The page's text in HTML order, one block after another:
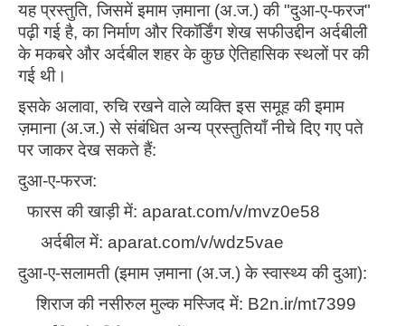
यह प्रस्तुति, जिसमें इमाम ज़माना (अ.ज.) की "दुआ-ए-फरज"
पढ़ी गई है, का निर्माण और रिकॉर्डिंग शेख सफीउद्दीन अर्दबीली
के मकबरे और अर्दबील शहर के कुछ ऐतिहासिक स्थलों पर की
गई थी।
इसके अलावा, रुचि रखने वाले व्यक्ति इस समूह की इमाम
ज़माना (अ.ज.) से संबंधित अन्य प्रस्तुतियाँ नीचे दिए गए पते
पर जाकर देख सकते हैं:
दुआ-ए-फरज:
फारस की खाड़ी में: aparat.com/v/mvz0e58
अर्दबील में: aparat.com/v/wdz5vae
दुआ-ए-सलामती (इमाम ज़माना (अ.ज.) के स्वास्थ्य की दुआ):
शिराज की नसीरुल मुल्क मस्जिद में: B2n.ir/mt7399